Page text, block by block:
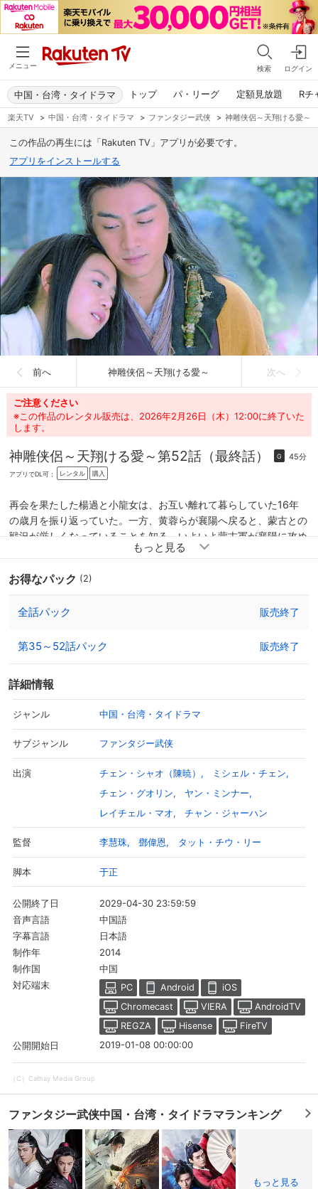
メニュー 検索 ログイン
トップ パ・リーグ 定額見放題 Rチ
中国・台湾・タイドラマ
会員設定 会員情報
楽天TV > 中国・台湾・タイドラマ > ファンタジー武侠 > 神雕侠侶～天翔ける愛～
この作品の再生には「Rakuten TV」アプリが必要です。
アプリをインストールする
前へ 神雕侠侶～天翔ける愛～ 次へ
ご注意ください
※この作品のレンタル販売は、2026年2月26日（木）12:00に終了いた
します。
神雕侠侶～天翔ける愛～第52話（最終話） G 45分
アプリでDL可： レンタル 購入
再会を果たした楊過と小龍女は、お互い離れて暮らしていた16年
の歳月を振り返っていた。一方、黄蓉らが襄陽へ戻ると、蒙古との
戦況が厳しくなっていることを知る。いよいよ蒙古軍が襄陽に攻め
て来る。人質にされた郭襄は多くの兵士に囲まれ、今にも焼き殺さ
うちに降伏しなければ郭襄を殺すと言い、数を数え始めたその
お得なパック (2)
全話パック 販売終了
第35～52話パック 販売終了
詳細情報
ジャンル 中国・台湾・タイドラマ
サブジャンル ファンタジー武侠
出演 チェン・シャオ（陳暁）
ミシェル・チェン
チェン・グオリン
ヤン・ミンナー
レイチェル・マオ
チャン・ジャーハン
監督 李慧珠 鄧偉恩 タット・チウ・リー
脚本 于正
公開終了日 2029-04-30 23:59:59
音声言語 中国語
字幕言語 日本語
制作年 2014
制作国 中国
対応端末 PC Android
iOS
Chromecast
VIERA
AndroidTV
REGZA
Hisense
FireTV
公開開始日
2019-01-08 00:00:00
（C）Cathay Media Group
ファンタジー武侠中国・台湾・タイドラマランキング
もっと見る